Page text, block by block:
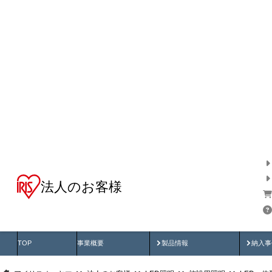
法人のお客様
TOP 事業概要 製品情報
製品動画 納入
納